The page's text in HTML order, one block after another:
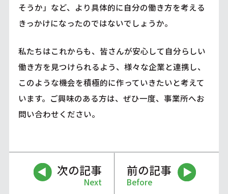
そうか」など、より具体的に自分の働き方を考える
きっかけになったのではないでしょうか。
私たちはこれからも、皆さんが安心して自分らしい
働き方を見つけられるよう、様々な企業と連携し、
このような機会を積極的に作っていきたいと考えて
います。ご興味のある方は、ぜひ一度、事業所へお
問い合わせください。
次の記事
Next
前の記事
Before